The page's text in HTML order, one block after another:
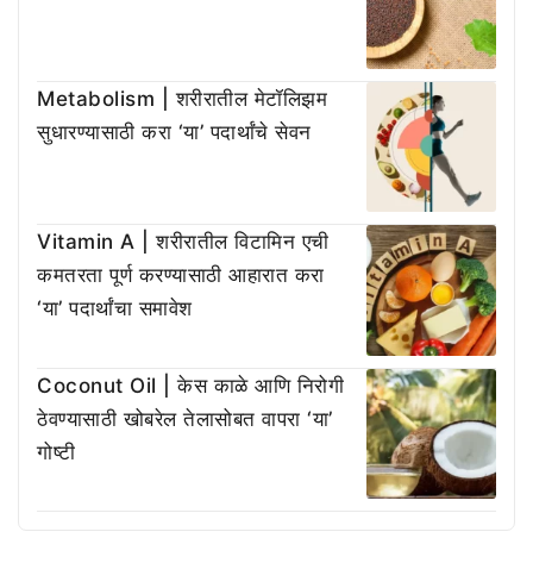
Metabolism | शरीरातील मेटॉलिझम
सुधारण्यासाठी करा ‘या’ पदार्थांचे सेवन
Vitamin A | शरीरातील विटामिन एची
कमतरता पूर्ण करण्यासाठी आहारात करा
‘या’ पदार्थांचा समावेश
Coconut Oil | केस काळे आणि निरोगी
ठेवण्यासाठी खोबरेल तेलासोबत वापरा ‘या’
गोष्टी